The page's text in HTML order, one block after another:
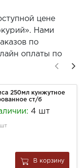
цене
Нами
по
оплаты по
250мл кунжутное
ст/б
4 шт
шт
В корзину